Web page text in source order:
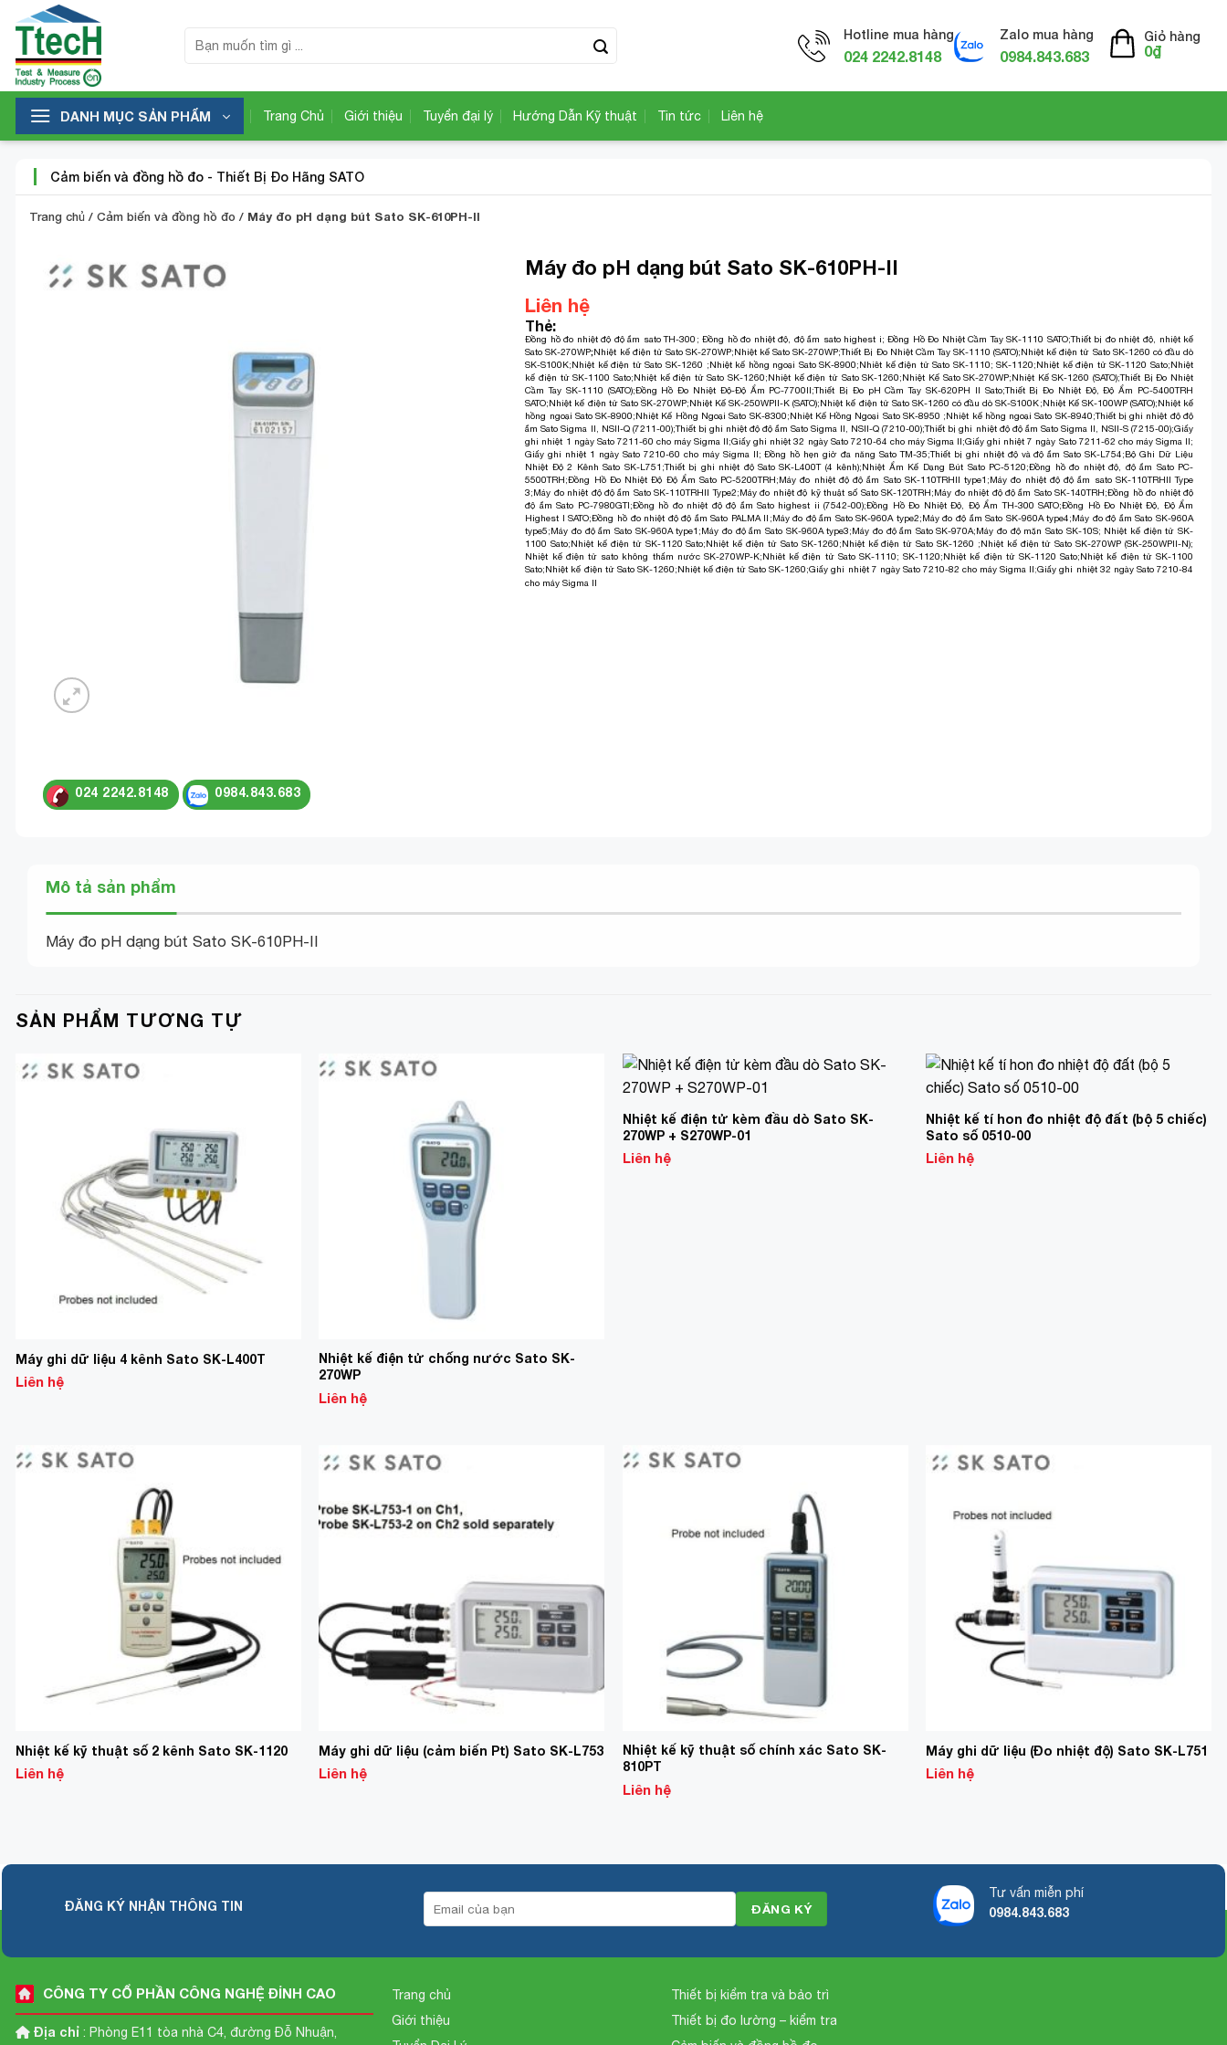
qua
nội
dung
kiếm:
Hotline mua hàng
024 2242.8148
Zalo mua hàng
0984.843.683
Giỏ hàng
0₫
DANH MỤC SẢN PHẨM Trang Chủ Giới thiệu Tuyển đại lý Hướng Dẫn Kỹ thuật Tin tức Liên hệ
Cảm biến và đồng hồ đo - Thiết Bị Đo Hãng SATO
Trang chủ / Cảm biến và đồng hồ đo / Máy đo pH dạng bút Sato SK-610PH-II
024 2242.8148 0984.843.683
Máy đo pH dạng bút Sato SK-610PH-II
Liên hệ
Thẻ:
Đồng hồ đo nhiệt độ độ ẩm sato TH-300 ;Đồng hồ đo nhiệt độ, độ ẩm sato highest i;Đồng Hồ Đo Nhiệt Cầm Tay SK-1110 SATO;Thiết bị đo nhiệt độ, nhiệt kế
Sato SK-270WP;Nhiệt kế điện tử Sato SK-270WP;Nhiệt kế Sato SK-270WP;Thiết Bị Đo Nhiệt Cầm Tay SK-1110 (SATO);Nhiệt kế điện tử Sato SK-1260 có đầu dò
SK-S100K;Nhiệt kế điện tử Sato SK-1260 ;Nhiệt kế hồng ngoại Sato SK-8900;Nhiêt kế điện tử Sato SK-1110; SK-1120;Nhiệt kế điện tử SK-1120 Sato;Nhiệt
kế điện tử SK-1100 Sato;Nhiệt kế điện tử Sato SK-1260;Nhiệt kế điện tử Sato SK-1260;Nhiệt Kế Sato SK-270WP;Nhiệt Kế SK-1260 (SATO);Thiết Bị Đo Nhiệt
Cầm Tay SK-1110 (SATO);Đồng Hồ Đo Nhiệt Độ-Độ Ẩm PC-7700II;Thiết Bị Đo pH Cầm Tay SK-620PH II Sato;Thiết Bị Đo Nhiệt Độ, Độ Ẩm PC-5400TRH
SATO;Nhiệt kế điện tử Sato SK-270WP;Nhiệt Kế SK-250WPII-K (SATO);Nhiệt kế điện tử Sato SK-1260 có đầu dò SK-S100K;Nhiệt Kế SK-100WP (SATO);Nhiệt kế
hồng ngoại Sato SK-8900;Nhiệt Kế Hồng Ngoại Sato SK-8300;Nhiệt Kế Hồng Ngoại Sato SK-8950 ;Nhiệt kế hồng ngoại Sato SK-8940;Thiết bị ghi nhiệt độ độ
ẩm Sato Sigma II, NSII-Q (7211-00);Thiết bị ghi nhiệt độ độ ẩm Sato Sigma II, NSII-Q (7210-00);Thiết bị ghi nhiệt độ độ ẩm Sato Sigma II, NSII-S (7215-00);Giấy
ghi nhiệt 1 ngày Sato 7211-60 cho máy Sigma II;Giấy ghi nhiệt 32 ngày Sato 7210-64 cho máy Sigma II;Giấy ghi nhiệt 7 ngày Sato 7211-62 cho máy Sigma II;
Giấy ghi nhiệt 1 ngày Sato 7210-60 cho máy Sigma II;Đồng hồ hẹn giờ đa năng Sato TM-35;Thiết bị ghi nhiệt độ và độ ẩm Sato SK-L754;Bộ Ghi Dữ Liệu
Nhiệt Độ 2 Kênh Sato SK-L751 ;Thiết bị ghi nhiệt độ Sato SK-L400T (4 kênh);Nhiệt Ẩm Kế Dạng Bút Sato PC-5120;Đồng hồ đo nhiệt độ, độ ẩm Sato PC-
5500TRH;Đồng Hồ Đo Nhiệt Độ Độ Ẩm Sato PC-5200TRH;Máy đo nhiệt độ độ ẩm Sato SK-110TRHII type1 ;Máy đo nhiệt độ độ ẩm sato SK-110TRHII Type
3;Máy đo nhiệt độ độ ẩm Sato SK-110TRHII Type2;Máy đo nhiệt độ kỹ thuật số Sato SK-120TRH;Máy đo nhiệt độ độ ẩm Sato SK-140TRH;Đồng hồ đo nhiệt độ
độ ẩm Sato PC-7980GTI;Đồng hồ đo nhiệt độ độ ẩm Sato highest ii (7542-00);Đồng Hồ Đo Nhiệt Độ, Độ Ẩm TH-300 SATO;Đồng Hồ Đo Nhiệt Độ, Độ Ẩm
Highest I SATO;Đồng hồ đo nhiệt độ độ ẩm Sato PALMA II ;Máy đo độ ẩm Sato SK-960A type2;Máy đo độ ẩm Sato SK-960A type4;Máy đo độ ẩm Sato SK-960A
type5;Máy đo độ ẩm Sato SK-960A type1 ;Máy đo độ ẩm Sato SK-960A type3;Máy đo độ ẩm Sato SK-970A;Máy đo độ mặn Sato SK-10S; Nhiệt kế điện tử SK-
1100 Sato;Nhiệt kế điện tử SK-1120 Sato;Nhiệt kế điện tử Sato SK-1260;Nhiệt kế điện tử Sato SK-1260 ;Nhiệt kế điện tử Sato SK-270WP (SK-250WPII-N);
Nhiệt kế điện tử sato không thấm nước SK-270WP-K;Nhiêt kế điện tử Sato SK-1110; SK-1120;Nhiệt kế điện tử SK-1120 Sato;Nhiệt kế điện tử SK-1100
Sato;Nhiệt kế điện tử Sato SK-1260;Nhiệt kế điện tử Sato SK-1260;Giấy ghi nhiệt 7 ngày Sato 7210-82 cho máy Sigma II;Giấy ghi nhiệt 32 ngày Sato 7210-84
cho máy Sigma II
Mô tả sản phẩm
Máy đo pH dạng bút Sato SK-610PH-II
SẢN PHẨM TƯƠNG TỰ
Máy ghi dữ liệu 4 kênh Sato SK-L400T
Liên hệ
Nhiệt kế điện tử chống nước Sato SK-
270WP
Liên hệ
Wishlist
Nhiệt kế điện tử kèm đầu dò Sato SK-
270WP + S270WP-01
Liên hệ
Wishlist
Nhiệt kế tí hon đo nhiệt độ đất (bộ 5 chiếc)
Sato số 0510-00
Liên hệ
Nhiệt kế kỹ thuật số 2 kênh Sato SK-1120
Liên hệ
Máy ghi dữ liệu (cảm biến Pt) Sato SK-L753
Liên hệ
Nhiệt kế kỹ thuật số chính xác Sato SK-
810PT
Liên hệ
Máy ghi dữ liệu (Đo nhiệt độ) Sato SK-L751
Liên hệ
ĐĂNG KÝ NHẬN THÔNG TIN
Tư vấn miễn phí
0984.843.683
CÔNG TY CỔ PHẦN CÔNG NGHỆ ĐỈNH CAO
Địa chỉ : Phòng E11 tòa nhà C4, đường Đỗ Nhuận,
Trang chủ
Giới thiệu
Thiết bị kiểm tra và bảo trì
Thiết bị đo lường – kiểm tra